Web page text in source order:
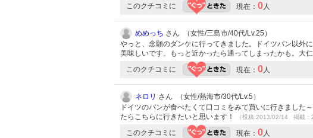
このクチコミに 現在： 0人
めめっち さん （女性/三島市/40代/Lv.25）
やっと、念願のダンケに行ってきました。ドイツパン以外
美味しいです。もっと近かったら通ってしまったかも。大
このクチコミに 現在： 0人
ネロリ さん （女性/熱海市/30代/Lv.5）
ドイツのパンが食べたくて口コミをみて買いに行きました
たらこちらに行きたいと思います！
（投稿:2013/02/14 掲載：
このクチコミに 現在： 0人